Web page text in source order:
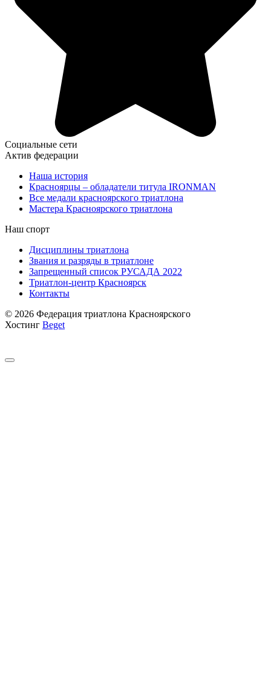
Социальные сети
Актив федерации
Наша история
Красноярцы – обладатели титула IRONMAN
Все медали красноярского триатлона
Мастера Красноярского триатлона
Наш спорт
Дисциплины триатлона
Звания и разряды в триатлоне
Запрещенный список РУСАДА 2022
Триатлон-центр Красноярск
Контакты
© 2026 Федерация триатлона Красноярского
Хостинг Beget